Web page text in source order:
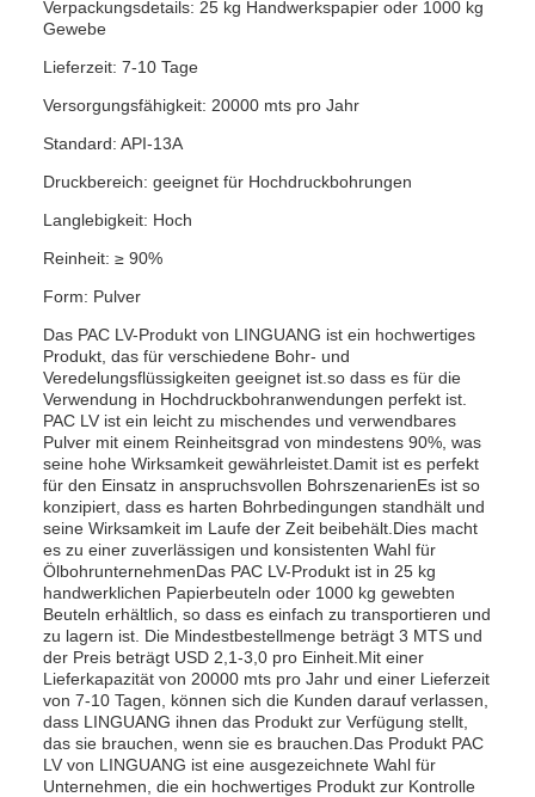
Verpackungsdetails: 25 kg Handwerkspapier oder 1000 kg
Gewebe
Lieferzeit: 7-10 Tage
Versorgungsfähigkeit: 20000 mts pro Jahr
Standard: API-13A
Druckbereich: geeignet für Hochdruckbohrungen
Langlebigkeit: Hoch
Reinheit: ≥ 90%
Form: Pulver
Das PAC LV-Produkt von LINGUANG ist ein hochwertiges
Produkt, das für verschiedene Bohr- und
Veredelungsflüssigkeiten geeignet ist.so dass es für die
Verwendung in Hochdruckbohranwendungen perfekt ist.
PAC LV ist ein leicht zu mischendes und verwendbares
Pulver mit einem Reinheitsgrad von mindestens 90%, was
seine hohe Wirksamkeit gewährleistet.Damit ist es perfekt
für den Einsatz in anspruchsvollen BohrszenarienEs ist so
konzipiert, dass es harten Bohrbedingungen standhält und
seine Wirksamkeit im Laufe der Zeit beibehält.Dies macht
es zu einer zuverlässigen und konsistenten Wahl für
ÖlbohrunternehmenDas PAC LV-Produkt ist in 25 kg
handwerklichen Papierbeuteln oder 1000 kg gewebten
Beuteln erhältlich, so dass es einfach zu transportieren und
zu lagern ist. Die Mindestbestellmenge beträgt 3 MTS und
der Preis beträgt USD 2,1-3,0 pro Einheit.Mit einer
Lieferkapazität von 20000 mts pro Jahr und einer Lieferzeit
von 7-10 Tagen, können sich die Kunden darauf verlassen,
dass LINGUANG ihnen das Produkt zur Verfügung stellt,
das sie brauchen, wenn sie es brauchen.Das Produkt PAC
LV von LINGUANG ist eine ausgezeichnete Wahl für
Unternehmen, die ein hochwertiges Produkt zur Kontrolle